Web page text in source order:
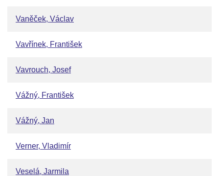
Vaněček, Václav
Vavřínek, František
Vavrouch, Josef
Vážný, František
Vážný, Jan
Verner, Vladimír
Veselá, Jarmila